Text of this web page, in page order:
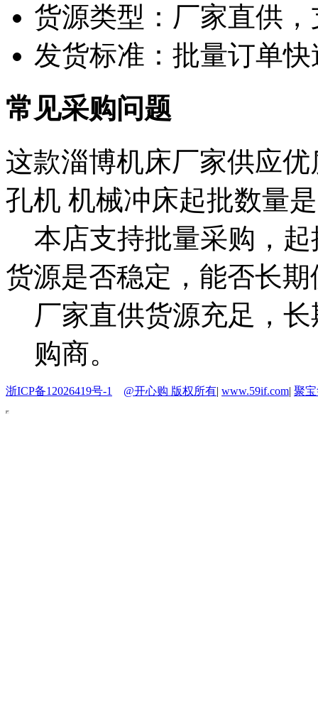
货源类型：厂家直供
发货标准：批量订单
常见采购问题
这款淄博机床厂家供应
孔机 机械冲床起批数量
本店支持批量采购，
货源是否稳定，能否长期
厂家直供货源充足，
购商。
浙ICP备12026419号-1 @开心购 版权所有| www.59if.com| 聚